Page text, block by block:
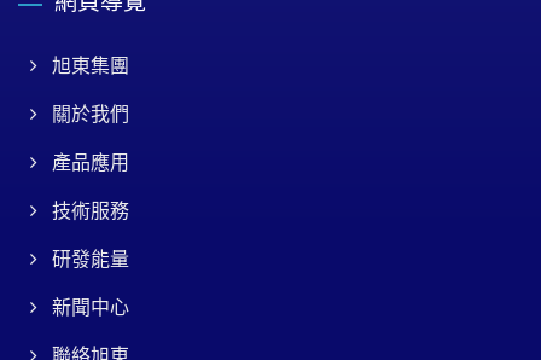
旭東集團
關於我們
產品應用
技術服務
研發能量
新聞中心
聯絡旭東